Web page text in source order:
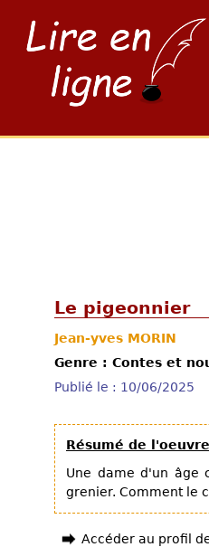
Le pigeonnier
Jean-yves MORIN
Genre : Contes et
Publié le : 10/06/2025
Résumé de
Une dame d'un âge
grenier. Comment le
Accéder au profil